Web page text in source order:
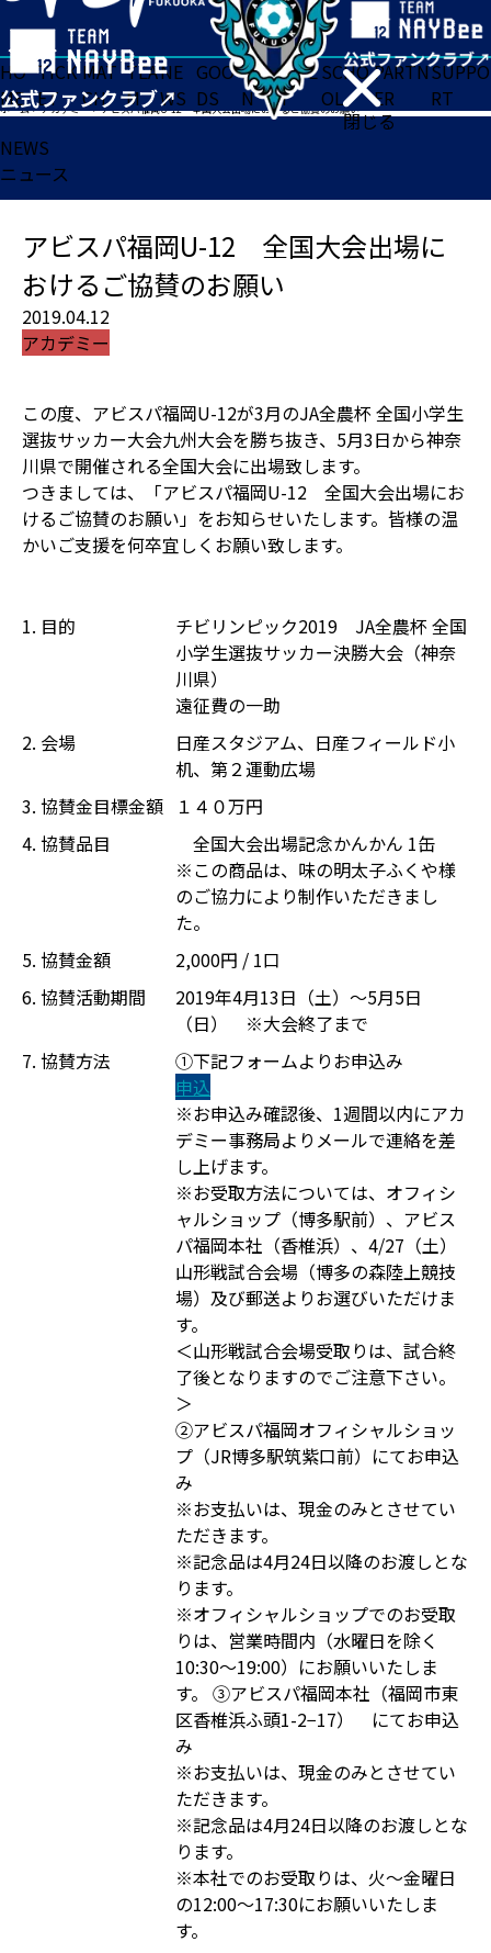
閉じる
HO
ME
TICK
ET
MAT
CH
TEA
M
NE
WS
GOO
DS
FA
N
ACADE
MY
SCHO
OL
PARTN
ER
SUPPO
RT
ホーム>アカデミー>アビスパ福岡U-12 全国大会出場におけるご協賛のお願い
NEWS
ニュース
アビスパ福岡U-12 全国大会出場に
おけるご協賛のお願い
2019.04.12
アカデミー
この度、アビスパ福岡U-12が3月のJA全農杯 全国小学生
選抜サッカー大会九州大会を勝ち抜き、5月3日から神奈
川県で開催される全国大会に出場致します。
つきましては、「アビスパ福岡U-12 全国大会出場にお
けるご協賛のお願い」をお知らせいたします。皆様の温
かいご支援を何卒宜しくお願い致します。
1. 目的
チビリンピック2019 JA全農杯 全国
小学生選抜サッカー決勝大会（神奈
川県）
遠征費の一助
2. 会場
日産スタジアム、日産フィールド小
机、第２運動広場
3. 協賛金目標金額
１４０万円
4. 協賛品目
全国大会出場記念かんかん 1缶
※この商品は、味の明太子ふくや様
のご協力により制作いただきまし
た。
5. 協賛金額
2,000円 / 1口
6. 協賛活動期間
2019年4月13日（土）〜5月5日
（日） ※大会終了まで
7. 協賛方法
①下記フォームよりお申込み
申込
※お申込み確認後、1週間以内にアカ
デミー事務局よりメールで連絡を差
し上げます。
※お受取方法については、オフィシ
ャルショップ（博多駅前）、アビス
パ福岡本社（香椎浜）、4/27（土）
山形戦試合会場（博多の森陸上競技
場）及び郵送よりお選びいただけま
す。
＜山形戦試合会場受取りは、試合終
了後となりますのでご注意下さい。
＞
②アビスパ福岡オフィシャルショッ
プ（JR博多駅筑紫口前）にてお申込
み
※お支払いは、現金のみとさせてい
ただきます。
※記念品は4月24日以降のお渡しとな
ります。
※オフィシャルショップでのお受取
りは、営業時間内（水曜日を除く
10:30～19:00）にお願いいたしま
す。 ③アビスパ福岡本社（福岡市東
区香椎浜ふ頭1-2−17） にてお申込
み
※お支払いは、現金のみとさせてい
ただきます。
※記念品は4月24日以降のお渡しとな
ります。
※本社でのお受取りは、火～金曜日
の12:00～17:30にお願いいたしま
す。